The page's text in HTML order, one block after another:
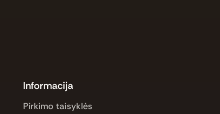
Informacija
Pirkimo taisyklės